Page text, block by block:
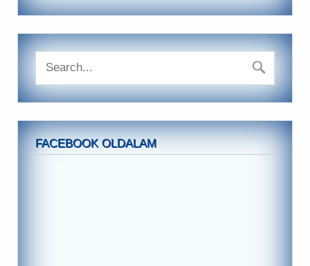
FACEBOOK OLDALAM